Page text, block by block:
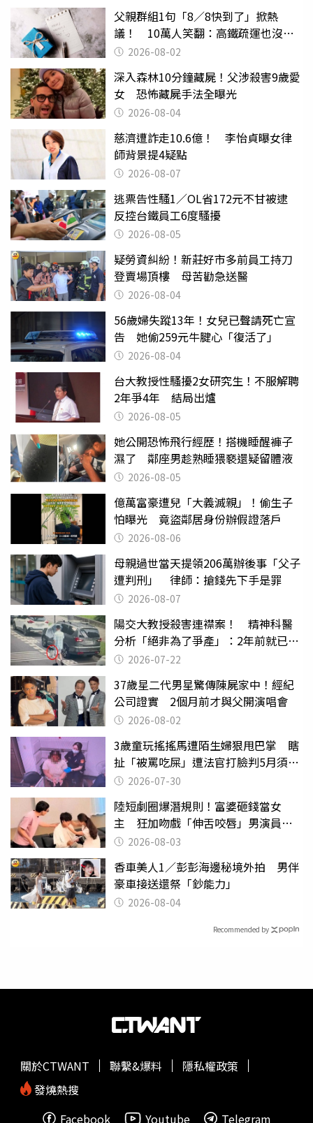
父親群組1句「8／8快到了」掀熱
議！ 10萬人笑翻：高鐵疏運也沒列
父親節
2026-08-02
深入森林10分鐘藏屍！父涉殺害9歲愛
女 恐怖藏屍手法全曝光
2026-08-04
慈濟遭詐走10.6億！ 李怡貞曝女律
師背景提4疑點
2026-08-07
逃票告性騷1／OL省172元不甘被逮
反控台鐵員工6度騷擾
2026-08-05
疑勞資糾紛！新莊好市多前員工持刀
登賣場頂樓 母苦勸急送醫
2026-08-04
56歲婦失蹤13年！女兒已聲請死亡宣
告 她偷259元牛腱心「復活了」
2026-08-04
台大教授性騷擾2女研究生！不服解聘
2年爭4年 結局出爐
2026-08-05
她公開恐怖飛行經歷！搭機睡醒褲子
濕了 鄰座男趁熟睡猥褻還疑留體液
2026-08-05
億萬富豪遭兒「大義滅親」！偷生子
怕曝光 竟盜鄰居身份辦假證落戶
2026-08-06
母親過世當天提領206萬辦後事「父子
遭判刑」 律師：搶錢先下手是罪
2026-08-07
陽交大教授殺害連襟案！ 精神科醫
分析「絕非為了爭產」：2年前就已言
行詭異
2026-07-22
37歲星二代男星驚傳陳屍家中！經紀
公司證實 2個月前才與父開演唱會
2026-08-02
3歲童玩搖搖馬遭陌生婦狠甩巴掌 瞎
扯「被罵吃屎」遭法官打臉判5月須入
監 2026-07-30
陸短劇圈爆潛規則！富婆砸錢當女
主 狂加吻戲「伸舌咬唇」男演員崩
潰 2026-08-03
香車美人1／彭彭海邊秘境外拍 男伴
豪車接送還祭「鈔能力」
2026-08-04
Recommended by
關於CTWANT 聯繫&爆料
隱私權政策
發燒熱搜
Facebook
Youtube Telegram